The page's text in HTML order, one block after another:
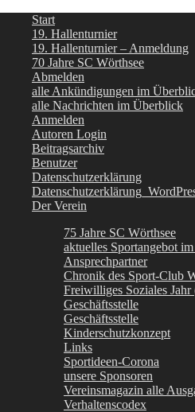
Start
19. Hallenturnier
19. Hallenturnier – Anmeldung
70 Jahre SC Wörthsee
Abmelden
alle Ankündigungen im
alle Nachrichten im Überblick
Anmelden
Autoren Login
Beitragsarchiv
Benutzer
Datenschutzerklärung
Der Verein
75 Jahre SC Wörthsee
aktuelles Sportangebot
Ansprechpartner
Chronik des Sport-Club
Freiwilliges Soziales
Geschäftsstelle
Geschäftsstelle
Kinderschutzkonzept
Links
Sportideen-Corona
unsere Sponsoren
Vereinsmagazin alle
Verhaltenscodex